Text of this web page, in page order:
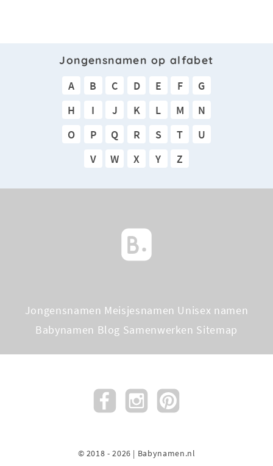
Jongensnamen op alfabet
A B C D E F
G
H
I J K L M
N
O
P Q R S T
U
V
W X Y Z
Jongensnamen Meisjesnamen Unisex namen
Babynamen Blog Samenwerken Sitemap
© 2018 - 2026 | Babynamen.nl